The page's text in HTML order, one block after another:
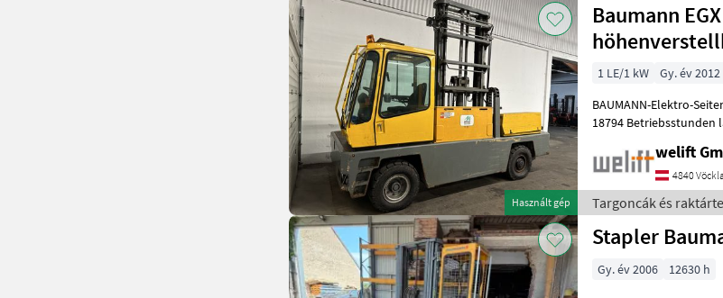
Használt gép
Baumann
1 LE/1 kW Gy. év 2012
BAUMANN-Elektro-
18794 Betriebsstunden laut Zähler
welift
4840
Targoncák és
Stapler
Gy. év 2006 12630 h